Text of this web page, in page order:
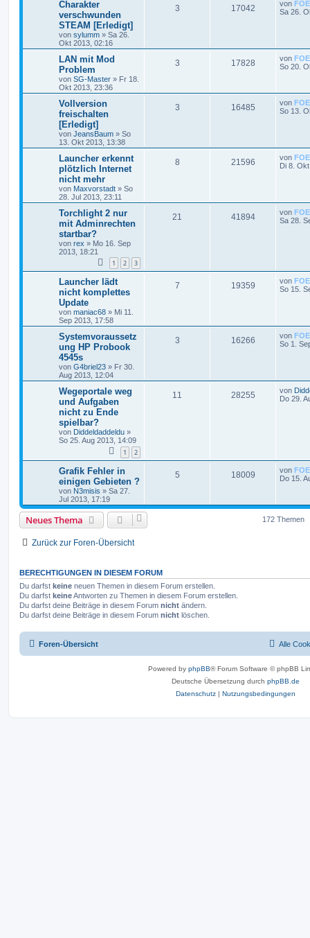
Charakter
verschwunden
STEAM [Erledigt]
von sylumm » Sa 26.
Okt 2013, 02:16
3 17042 von FOE
Sa 26.
LAN mit Mod
Problem
von SG-Master » Fr 18.
Okt 2013, 23:36
3 17828 von FOE
So 20.
Vollversion
freischalten
[Erledigt]
von JeansBaum » So
13. Okt 2013, 13:38
3 16485 von FOE
So 13.
Launcher erkennt
plötzlich Internet
nicht mehr
von Maxvorstadt » So
28. Jul 2013, 23:11
8 21596 von FOE
Di 8.
Torchlight 2 nur
mit Adminrechten
startbar?
von rex » Mo 16. Sep
2013, 18:21
1 2 3
21 41894 von FOE
Sa 28.
Launcher lädt
nicht komplettes
Update
von maniac68 » Mi 11.
Sep 2013, 17:58
7 19359 von FOE
So 15.
Systemvoraussetz
ung HP Probook
4545s
von G4briel23 » Fr 30.
Aug 2013, 12:04
3 16266 von FOE
So 1.
Wegeportale weg
und Aufgaben
nicht zu Ende
spielbar?
von Diddeldaddeldu »
So 25. Aug 2013, 14:09
1 2
11 28255 von
Do 29.
Grafik Fehler in
einigen Gebieten ?
von N3misis » Sa 27.
Jul 2013, 17:19
5 18009 von FOE
Do 15.
Neues Thema 172 Themen
Zurück zur Foren-Übersicht
BERECHTIGUNGEN IN DIESEM FORUM
Du darfst keine neuen Themen in diesem Forum erstellen.
Du darfst keineAntworten zu Themen in diesem Forum erstellen.
Du darfst deine Beiträge in diesem Forum nicht ändern.
Du darfst deine Beiträge in diesem Forum nicht löschen.
Foren-Übersicht Alle
Powered by phpBB® Forum Software © phpBB
Deutsche Übersetzung durch phpBB.de
Datenschutz | Nutzungsbedingungen